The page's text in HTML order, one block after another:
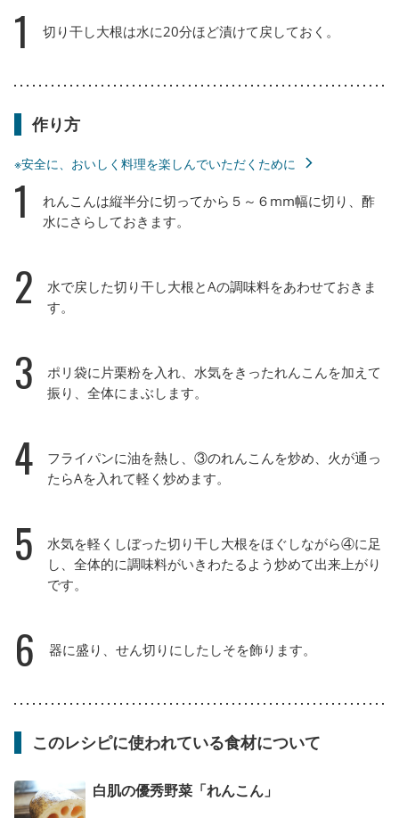
1 切り干し大根は水に20分ほど漬けて戻しておく。
作り方
※安全に、おいしく料理を楽しんでいただくために
1
れんこんは縦半分に切ってから５～６mm幅に切り、酢
水にさらしておきます。
2
水で戻した切り干し大根とAの調味料をあわせておきま
す。
3
ポリ袋に片栗粉を入れ、水気をきったれんこんを加えて
振り、全体にまぶします。
4
フライパンに油を熱し、③のれんこんを炒め、火が通っ
たらAを入れて軽く炒めます。
5
水気を軽くしぼった切り干し大根をほぐしながら④に足
し、全体的に調味料がいきわたるよう炒めて出来上がり
です。
6 器に盛り、せん切りにしたしそを飾ります。
このレシピに使われている食材について
白肌の優秀野菜「れんこん」